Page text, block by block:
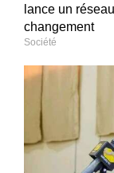
lance un
changement
Société